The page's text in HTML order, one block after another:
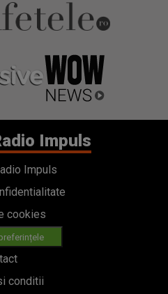
Impuls
Impuls
cookies
conditii